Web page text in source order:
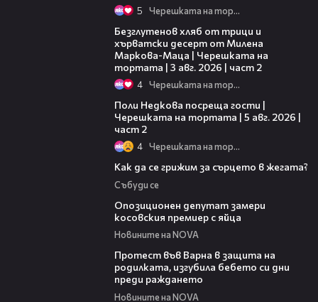
5 Черешката на тортата
Безглутенов хляб от трици и
хърватски десерт от Милена
Маркова-Маца | Черешката на
тортата | 3 авг. 2026 | част 2
4 Черешката на тортата
Поли Недкова посреща гости |
Черешката на тортата | 5 авг. 2026 |
част 2
4 Черешката на тортата
Как да се грижим за сърцето в жегата?
Събуди се
Опозиционен депутат замери
косовския премиер с яйца
Новините на NOVA
Протест във Варна в защита на
родилката, изгубила бебето си дни
преди раждането
Новините на NOVA